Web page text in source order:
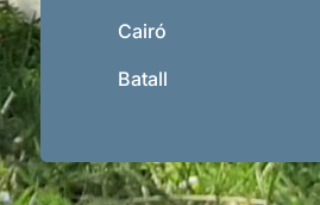
Cairó
Batall